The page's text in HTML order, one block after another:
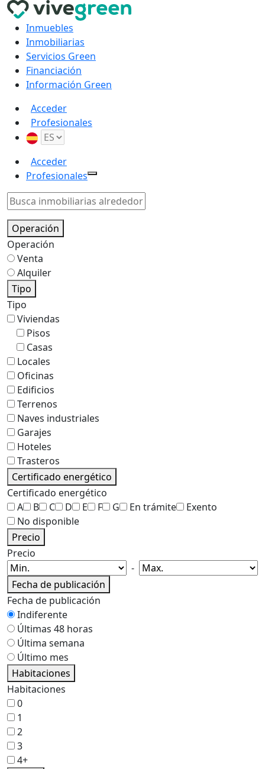
Inmuebles
Inmobiliarias
Servicios Green
Financiación
Información Green
Acceder
Profesionales
Acceder
Profesionales
Operación
Operación
Venta
Alquiler
Tipo
Tipo
Viviendas
Pisos
Casas
Locales
Oficinas
Edificios
Terrenos
Naves industriales
Garajes
Hoteles
Trasteros
Certificado energético
Certificado energético
A
B C D E F G En trámite
Exento
No disponible
Precio
Precio
-
Fecha de publicación
Fecha de publicación
Indiferente
Últimas 48 horas
Última semana
Último mes
Habitaciones
Habitaciones
0
1
2
3
4+